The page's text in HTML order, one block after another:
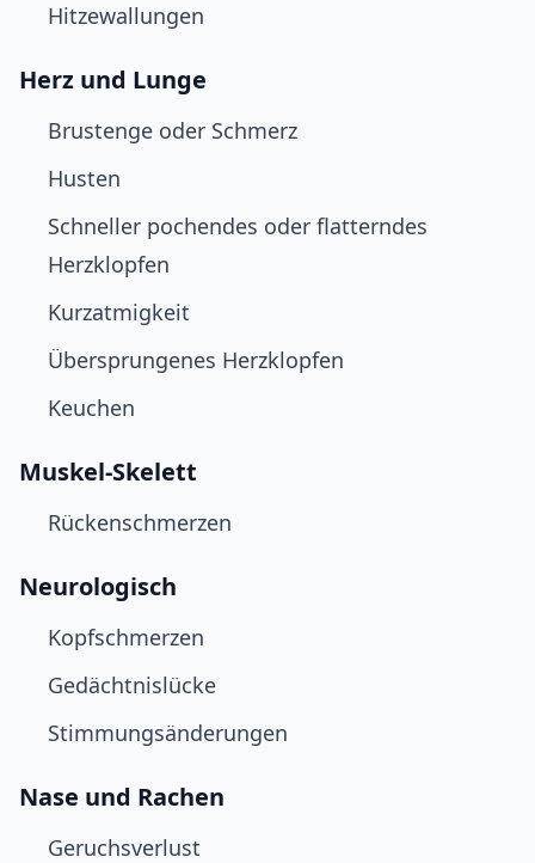
Hitzewallungen
Herz und Lunge
Brustenge oder Schmerz
Husten
Schneller pochendes oder flatterndes
Herzklopfen
Kurzatmigkeit
Übersprungenes Herzklopfen
Keuchen
Muskel-Skelett
Rückenschmerzen
Neurologisch
Kopfschmerzen
Gedächtnislücke
Stimmungsänderungen
Nase und Rachen
Geruchsverlust